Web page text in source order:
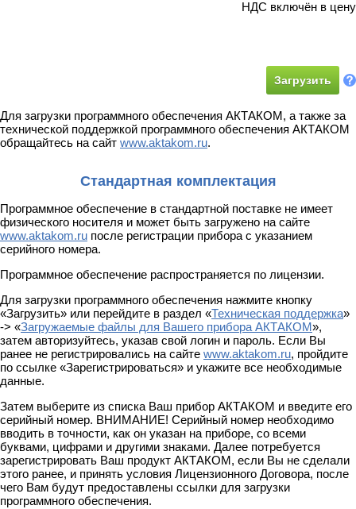
НДС включён в цену
Загрузить
Для загрузки программного обеспечения АКТАКОМ, а также за
технической поддержкой программного обеспечения АКТАКОМ
обращайтесь на сайт www.aktakom.ru.
Стандартная комплектация
Программное обеспечение в стандартной поставке не имеет
физического носителя и может быть загружено на сайте
www.aktakom.ru после регистрации прибора с указанием
серийного номера.
Программное обеспечение распространяется по лицензии.
Для загрузки программного обеспечения нажмите кнопку
«Загрузить» или перейдите в раздел «Техническая поддержка»
-> «Загружаемые файлы для Вашего прибора АКТАКОМ»,
затем авторизуйтесь, указав свой логин и пароль. Если Вы
ранее не регистрировались на сайте www.aktakom.ru, пройдите
по ссылке «Зарегистрироваться» и укажите все необходимые
данные.
Затем выберите из списка Ваш прибор АКТАКОМ и введите его
серийный номер. ВНИМАНИЕ! Серийный номер необходимо
вводить в точности, как он указан на приборе, со всеми
буквами, цифрами и другими знаками. Далее потребуется
зарегистрировать Ваш продукт АКТАКОМ, если Вы не сделали
этого ранее, и принять условия Лицензионного Договора, после
чего Вам будут предоставлены ссылки для загрузки
программного обеспечения.